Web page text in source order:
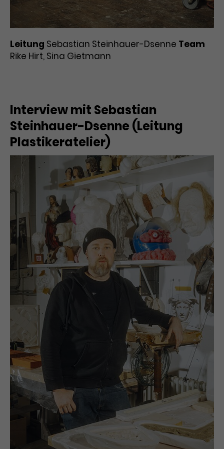
verschiedene Websites hinweg.
Leitung Sebastian Steinhauer-Dsenne Team
Rike Hirt, Sina Gietmann
Interview mit Sebastian
Steinhauer-Dsenne (Leitung
Plastikeratelier)